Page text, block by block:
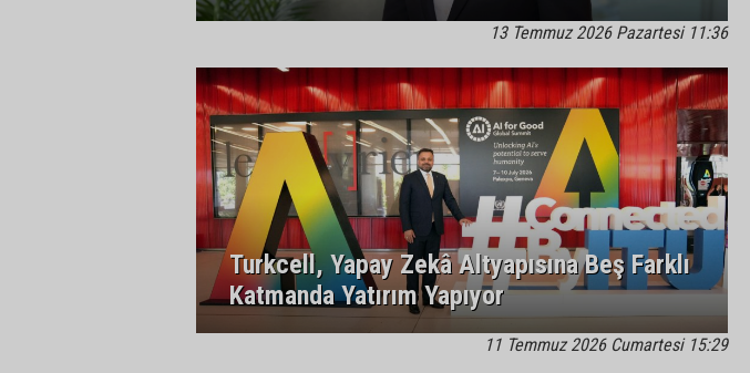
13 Temmuz 2026 Pazartesi 11:36
Turkcell, Yapay Zekâ Altyapısına Beş Farklı
Katmanda Yatırım Yapıyor
11 Temmuz 2026 Cumartesi 15:29